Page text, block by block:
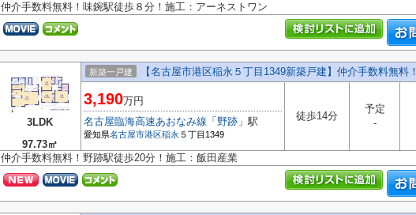
仲介手数料無料！味鋺駅徒歩８分！施工：アーネストワン
3LDK
97.73㎡
新築一戸建 【名古屋市港区稲永５丁目1349新築戸建】仲介手数料無料！
3,190万円
名古屋臨海高速あおなみ線 「 野跡 」駅
愛知県名古屋市港区稲永 ５丁目1349
徒歩14分
予定
-
仲介手数料無料！野跡駅徒歩20分！施工：飯田産業